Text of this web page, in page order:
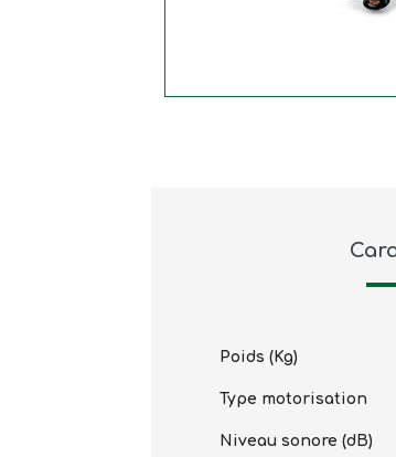
Poids (Kg)
Type motorisation
Niveau sonore (dB)